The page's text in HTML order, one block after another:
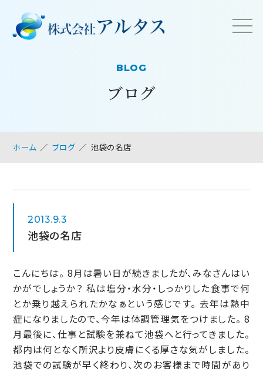
BLOG
ブログ
ホーム ブログ 池袋の名店
2013.9.3
池袋の名店
こんにちは。 8月は暑い日が続きましたが、みなさんはい
かがでしょうか？ 私は塩分・水分・しっかりした食事で何
とか乗り越えられたかなぁという感じです。 去年は熱中
症になりましたので、今年は体調管理気をつけました。 8
月最後に、仕事と試験を兼ねて池袋へと行ってきました。
都内は何となく所沢より皮膚にくる厚さな気がしました。
池袋での試験が早く終わり、次のお客様まで時間があり